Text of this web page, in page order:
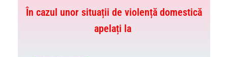
În cazul unor situații de violență domestică
apelați la